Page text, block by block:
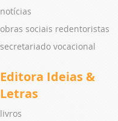
notícias
obras sociais redentoristas
secretariado vocacional
Editora Ideias &
Letras
livros